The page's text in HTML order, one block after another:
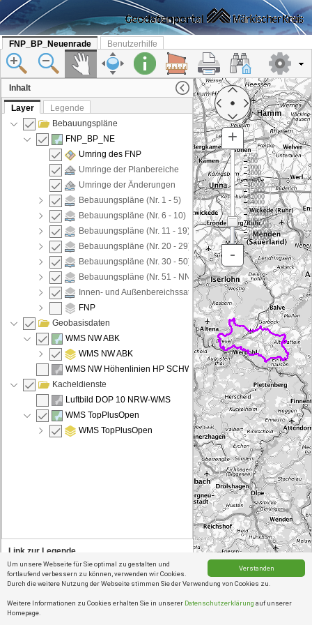
Verstanden
Um unsere Webseite für Sie optimal zu gestalten und
fortlaufend verbessern zu können, verwenden wir Cookies.
Durch die weitere Nutzung der Webseite stimmen Sie der Verwendung von Cookies zu.
Weitere Informationen zu Cookies erhalten Sie in unserer Datenschutzerklärung auf unserer
Homepage.
FNP_BP_Neuenrade Benutzerhilfe
Stadtverwaltung
+
4000000
2000000
1000000
500000
250000
125000
64000
32000
15000
10000
5000
2000
1000
500
250
-
0 5 10km
Inhalt
Layer
Legende
Bebauungspläne
FNP_BP_NE
Umring des FNP
Umringe der Planbereiche
Umringe der Änderungen
Bebauungspläne (Nr. 1 - 5)
Bebauungspläne (Nr. 6 - 10)
Bebauungspläne (Nr. 11 - 19)
Bebauungspläne (Nr. 20 - 29)
Bebauungspläne (Nr. 30 - 50)
Bebauungspläne (Nr. 51 - NN)
Innen- und Außenbereichssatzungen
FNP
Geobasisdaten
WMS NW ABK
WMS NW ABK
WMS NW Höhenlinien HP SCHWARZ
Kacheldienste
Luftbild DOP 10 NRW-WMS
WMS TopPlusOpen
WMS TopPlusOpen
Link zur Legende
Liegenschaftskataster Legenden
Verschieben